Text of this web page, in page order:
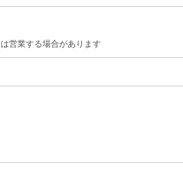
営業する場合があります